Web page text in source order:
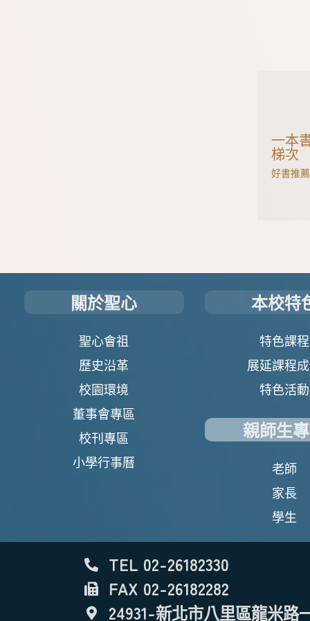
一本
梯次
好書推薦
關於聖心
聖心會祖
歷史沿革
校園環境
董事會專區
校刊專區
小學行事曆
本校特
特色課程
展延課程
特色活動
親師生
老師
家長
學生
TEL 02-26182330
FAX 02-26182282
24931-新北市八里區龍米路